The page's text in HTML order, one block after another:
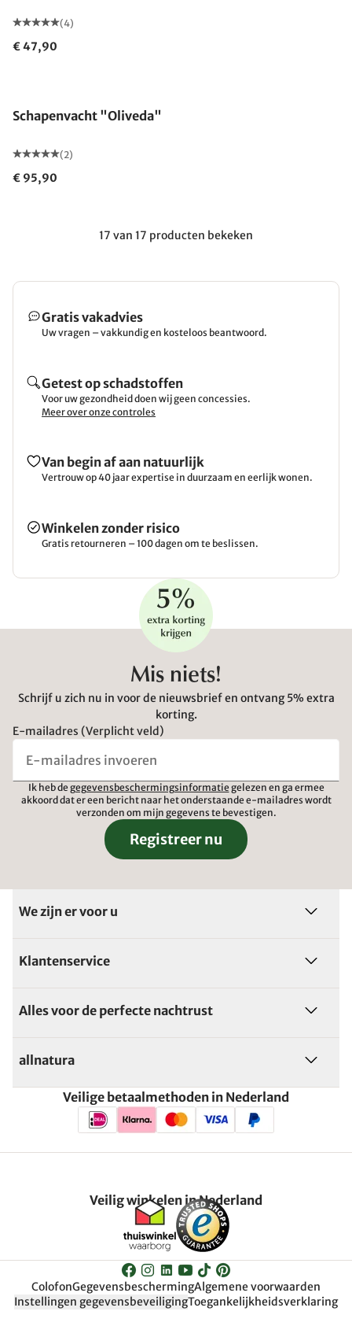
(4)
€ 47,90
Schapenvacht "Oliveda"
(2)
€ 95,90
17 van 17 producten bekeken
Gratis vakadvies
Uw vragen – vakkundig en kosteloos beantwoord.
Getest op schadstoffen
Voor uw gezondheid doen wij geen concessies.
Meer over onze controles
Van begin af aan natuurlijk
Vertrouw op 40 jaar expertise in duurzaam en eerlijk wonen.
Winkelen zonder risico
Gratis retourneren – 100 dagen om te beslissen.
Mis niets!
Schrijf u zich nu in voor de nieuwsbrief en ontvang 5% extra
korting.
E-mailadres (Verplicht veld)
Ik heb de gegevensbeschermingsinformatie gelezen en ga ermee
akkoord dat er een bericht naar het onderstaande e-mailadres wordt
verzonden om mijn gegevens te bevestigen.
Registreer nu
We zijn er voor u
Klantenservice
Alles voor de perfecte nachtrust
allnatura
Veilige betaalmethoden in Nederland
Veilig winkelen in Nederland
ColofonGegevensbeschermingAlgemene voorwaarden
Instellingen gegevensbeveiligingToegankelijkheidsverklaring